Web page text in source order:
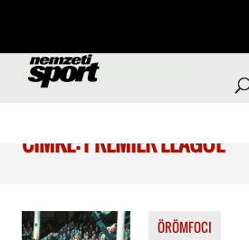
CÍMKE: PREMIER LEAGUE
ÖRÖMFOCI